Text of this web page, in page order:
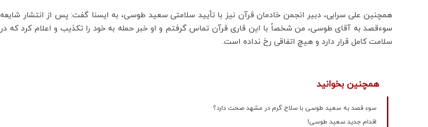
همچنین علی سرابی، دبیر انجمن خادمان قرآن نیز با تأیید سلامتی سعید طوسی، به ایسنا گفت: پس از انتشار شایعه
سوء‌قصد به آقای طوسی، من شخصاً با این قاری قرآن تماس گرفتم و او خبر حمله به خود را تکذیب و اعلام کرد که در
سلامت کامل قرار دارد و هیچ اتفاقی رخ نداده است.
همچنین بخوانید
سوء قصد به سعید طوسی با سلاح گرم در مشهد صحت دارد؟
اقدام جدید سعید طوسی!